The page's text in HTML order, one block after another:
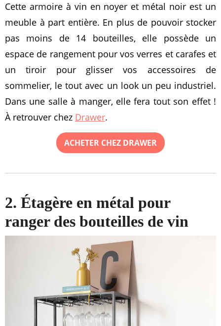
Cette armoire à vin en noyer et métal noir est un
meuble à part entière. En plus de pouvoir stocker
pas moins de 14 bouteilles, elle possède un
espace de rangement pour vos verres et carafes et
un tiroir pour glisser vos accessoires de
sommelier, le tout avec un look un peu industriel.
Dans une salle à manger, elle fera tout son effet !
À retrouver chez Drawer.
ACHETER CHEZ DRAWER
2. Étagère en métal pour
ranger des bouteilles de vin